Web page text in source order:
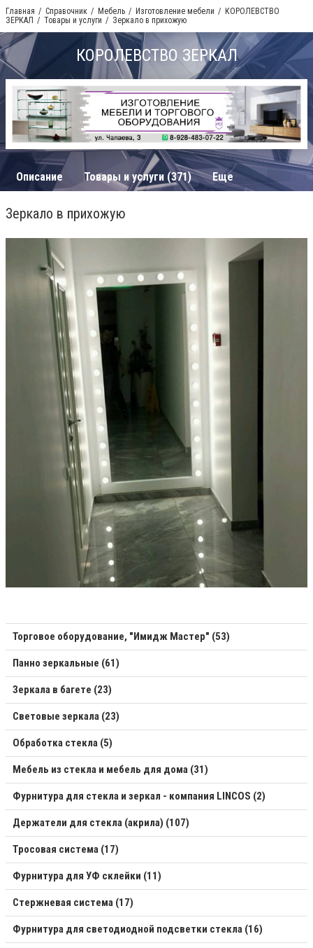
Главная Справочник Мебель Изготовление мебели
КОРОЛЕВСТВО
ЗЕРКАЛ
Товары и услуги Зеркало в прихожую
КОРОЛЕВСТВО ЗЕРКАЛ
Описание Товары и услуги (371) Еще
Зеркало в прихожую
Торговое оборудование, "Имидж Мастер" (53)
Панно зеркальные (61)
Зеркала в багете (23)
Световые зеркала (23)
Обработка стекла (5)
Мебель из стекла и мебель для дома (31)
Фурнитура для стекла и зеркал - компания LINCOS (2)
Держатели для стекла (акрила) (107)
Тросовая система (17)
Фурнитура для УФ склейки (11)
Стержневая система (17)
Фурнитура для светодиодной подсветки стекла (16)